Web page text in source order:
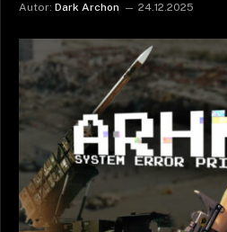
Autor: Dark Archon 24.12.2025